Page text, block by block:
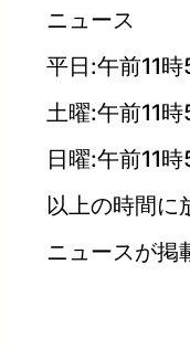
ニュース
平日:午前11時
土曜:午前11
日曜:午前11時
以上の時間に
ニュースが掲